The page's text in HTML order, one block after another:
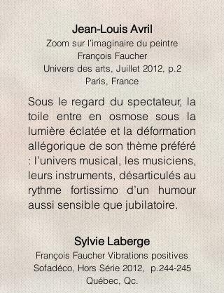
Jean-Louis Avril
Zoom sur l’imaginaire du peintre
François Faucher
Univers des arts, Juillet 2012, p.2
Paris, France
Sous le regard du spectateur, la
toile entre en osmose sous la
lumière éclatée et la déformation
allégorique de son thème préféré
: l’univers musical, les musiciens,
leurs instruments, désarticulés au
rythme fortissimo d’un humour
aussi sensible que jubilatoire.
Sylvie Laberge
François Faucher Vibrations positives
Sofadéco, Hors Série 2012, p.244-245
Québec, Qc.